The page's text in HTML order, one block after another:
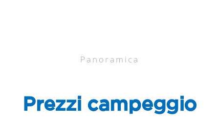
Panoramica
Prezzi campeggio